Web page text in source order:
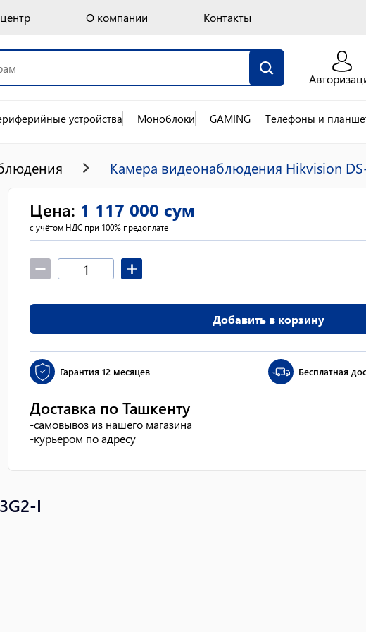
О компании Контакты
устройства Моноблоки GAMING Телефоны и
Камера видеонаблюдения Hikvision
I
Цена: 1 117 000 сум
с учётом НДС при 100% предоплате
Добавить в корзину
Гарантия 12 месяцев Бесплатная
Доставка по Ташкенту
-самовывоз из нашего магазина
-курьером по адресу